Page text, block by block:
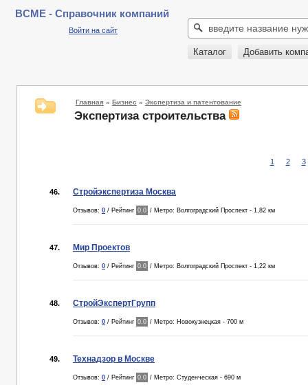
BCME - Справочник компаний
Войти на сайт
Каталог Добавить
Главная » Бизнес » Экспертиза и патентование
Экспертиза строительства
1 2 3
46. Стройэкспертиза Москва
Отзывов: 0 / Рейтинг 0.0 / Метро: Волгоградский Проспект - 1,82 км
47. Мир Проектов
Отзывов: 0 / Рейтинг 0.0 / Метро: Волгоградский Проспект - 1,22 км
48. СтройЭкспертГрупп
Отзывов: 0 / Рейтинг 0.0 / Метро: Новокузнецкая - 700 м
49. Технадзор в Москве
Отзывов: 0 / Рейтинг 0.0 / Метро: Студенческая - 690 м